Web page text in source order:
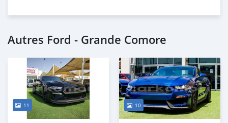
Autres Ford - Grande Comore
11 10